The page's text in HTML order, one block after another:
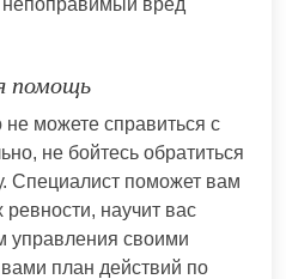
помощь
не можете справиться с
не бойтесь обратиться
Специалист поможет вам
ревности, научит вас
своими
план действий по